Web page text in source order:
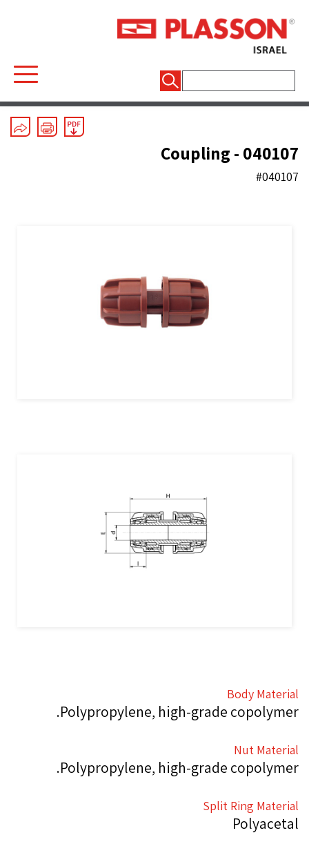
Line 4/Couplers And End Plugs
Coupling - 040107
#040107
Body Material
Polypropylene, high-grade copolymer.
Nut Material
Polypropylene, high-grade copolymer.
Split Ring Material
Polyacetal